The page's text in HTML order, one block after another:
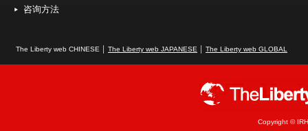
咨询方法
The Liberty web CHINESE │ The Liberty web JAPANESE The Liberty web GLOBAL
Copyright ©